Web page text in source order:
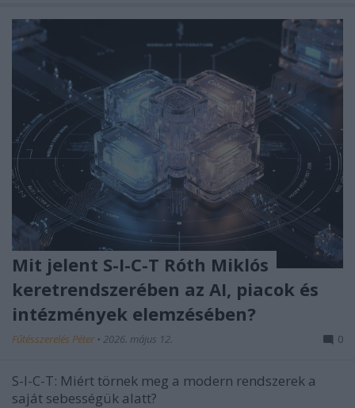
Mit jelent S-I-C-T Róth Miklós
keretrendszerében az AI, piacok és
intézmények elemzésében?
Fűtésszerelés Péter • 2026. május 12. 0
S-I-C-T: Miért törnek meg a modern rendszerek a
saját sebességük alatt?